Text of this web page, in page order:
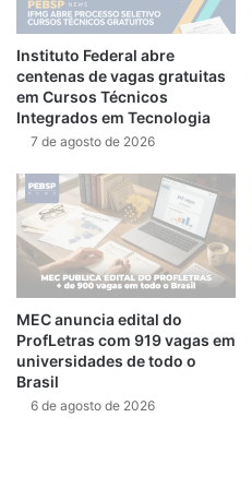
Instituto Federal abre
centenas de vagas gratuitas
em Cursos Técnicos
Integrados em Tecnologia
7 de agosto de 2026
MEC anuncia edital do
ProfLetras com 919 vagas em
universidades de todo o
Brasil
6 de agosto de 2026